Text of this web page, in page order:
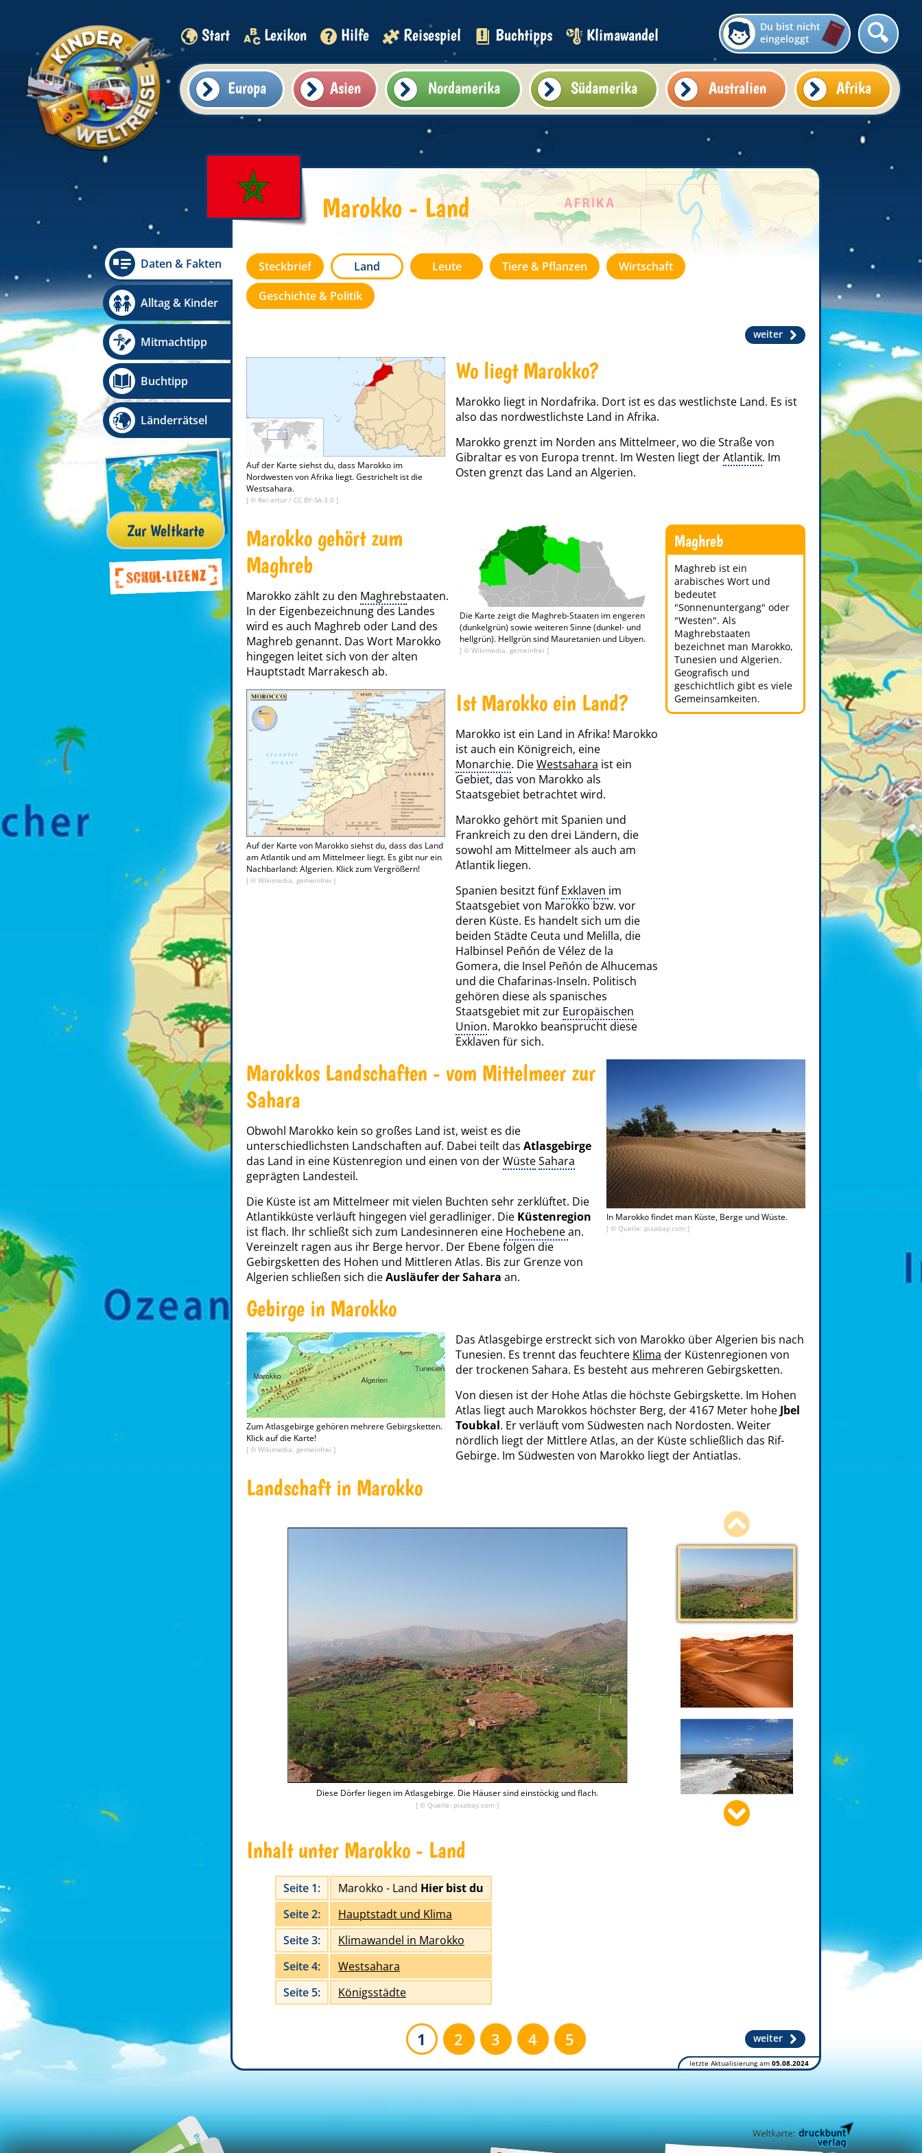
Start Lexikon Hilfe Reisespiel Buchtipps Klimawandel
Du bist nicht
eingeloggt
Europa Asien Nordamerika Südamerika Australien Afrika
Daten & Fakten
Alltag & Kinder
Mitmachtipp
Buchtipp
Länderrätsel
Zur Weltkarte
Marokko - Land
Steckbrief Land Leute Tiere & Pflanzen
Wirtschaft
Geschichte & Politik
weiter
Auf der Karte siehst du, dass Marokko im
Nordwesten von Afrika liegt. Gestrichelt ist die
Westsahara.
[ © Rei-artur / CC BY-SA 3.0 ]
Wo liegt Marokko?
Marokko liegt in Nordafrika. Dort ist es das westlichste Land. Es ist
also das nordwestlichste Land in Afrika.
Marokko grenzt im Norden ans Mittelmeer, wo die Straße von
Gibraltar es von Europa trennt. Im Westen liegt derAtlantik. Im
Osten grenzt das Land an Algerien.
Maghreb
Maghreb ist ein
arabisches Wort und
bedeutet
"Sonnenuntergang" oder
"Westen". Als
Maghrebstaaten
bezeichnet man Marokko,
Tunesien und Algerien.
Geografisch und
geschichtlich gibt es viele
Gemeinsamkeiten.
Die Karte zeigt die Maghreb-Staaten im engeren
(dunkelgrün) sowie weiteren Sinne (dunkel- und
hellgrün). Hellgrün sind Mauretanien und Libyen.
[ © Wikimedia, gemeinfrei ]
Marokko gehört zum
Maghreb
Marokko zählt zu den Maghrebstaaten.
In der Eigenbezeichnung des Landes
wird es auch Maghreb oder Land des
Maghreb genannt. Das Wort Marokko
hingegen leitet sich von der alten
Hauptstadt Marrakesch ab.
Auf der Karte von Marokko siehst du, dass das Land
am Atlantik und am Mittelmeer liegt. Es gibt nur ein
Nachbarland: Algerien. Klick zum Vergrößern!
[ © Wikimedia, gemeinfrei ]
Ist Marokko ein Land?
Marokko ist ein Land in Afrika! Marokko
ist auch ein Königreich, eine
Monarchie. DieWestsahara ist ein
Gebiet, das von Marokko als
Staatsgebiet betrachtet wird.
Marokko gehört mit Spanien und
Frankreich zu den drei Ländern, die
sowohl am Mittelmeer als auch am
Atlantik liegen.
Spanien besitzt fünfExklaven im
Staatsgebiet von Marokko bzw. vor
deren Küste. Es handelt sich um die
beiden Städte Ceuta und Melilla, die
Halbinsel Peñón de Vélez de la
Gomera, die Insel Peñón de Alhucemas
und die Chafarinas-Inseln. Politisch
gehören diese als spanisches
Staatsgebiet mit zur Europäischen
Union. Marokko beansprucht diese
Exklaven für sich.
In Marokko findet man Küste, Berge und Wüste.
[ © Quelle: pixabay.com ]
Marokkos Landschaften - vom Mittelmeer zur
Sahara
Obwohl Marokko kein so großes Land ist, weist es die
unterschiedlichsten Landschaften auf. Dabei teilt das Atlasgebirge
das Land in eine Küstenregion und einen von derWüsteSahara
geprägten Landesteil.
Die Küste ist am Mittelmeer mit vielen Buchten sehr zerklüftet. Die
Atlantikküste verläuft hingegen viel geradliniger. Die Küstenregion
ist flach. Ihr schließt sich zum Landesinneren eine Hochebenean.
Vereinzelt ragen aus ihr Berge hervor. Der Ebene folgen die
Gebirgsketten des Hohen und Mittleren Atlas. Bis zur Grenze von
Algerien schließen sich dieAusläufer der Sahara an.
Gebirge in Marokko
Zum Atlasgebirge gehören mehrere Gebirgsketten.
Klick auf die Karte!
[ © Wikimedia, gemeinfrei ]
Das Atlasgebirge erstreckt sich von Marokko über Algerien bis nach
Tunesien. Es trennt das feuchtere Klima der Küstenregionen von
der trockenen Sahara. Es besteht aus mehreren Gebirgsketten.
Von diesen ist der Hohe Atlas die höchste Gebirgskette. Im Hohen
Atlas liegt auch Marokkos höchster Berg, der 4167 Meter hohe Jbel
Toubkal. Er verläuft vom Südwesten nach Nordosten. Weiter
nördlich liegt der Mittlere Atlas, an der Küste schließlich das Rif-
Gebirge. Im Südwesten von Marokko liegt der Antiatlas.
Landschaft in Marokko
Diese Dörfer liegen im Atlasgebirge. Die Häuser sind einstöckig und flach.
[ © Quelle: pixabay.com ]
Inhalt unter Marokko - Land
Seite 1: Marokko - Land Hier bist du
Seite 2:
Hauptstadt und Klima
Seite 3:
Klimawandel in Marokko
Seite 4:
Westsahara
Seite 5:
Königsstädte
weiter
1 2 3 4 5
letzte Aktualisierung am 05.08.2024